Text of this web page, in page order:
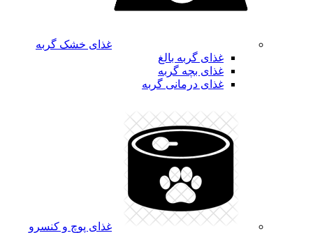
غذای خشک گربه
غذای گربه بالغ
غذای بچه گربه
غذای درمانی گربه
غذای پوچ و کنسرو